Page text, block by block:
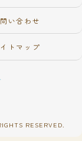
い合わせ
トマップ
RESERVED.